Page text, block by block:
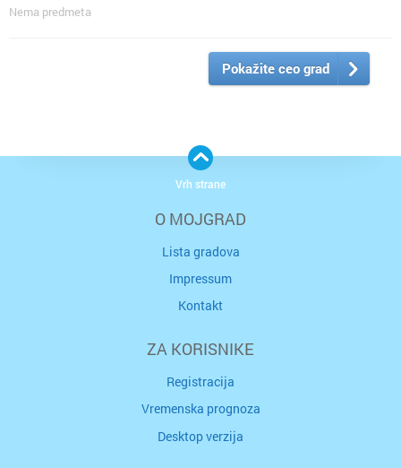
Nema predmeta
Pokažite ceo grad
O MOJGRAD
Lista gradova
Impressum
Kontakt
ZA KORISNIKE
Registracija
Vremenska prognoza
Desktop verzija
Vrh strane